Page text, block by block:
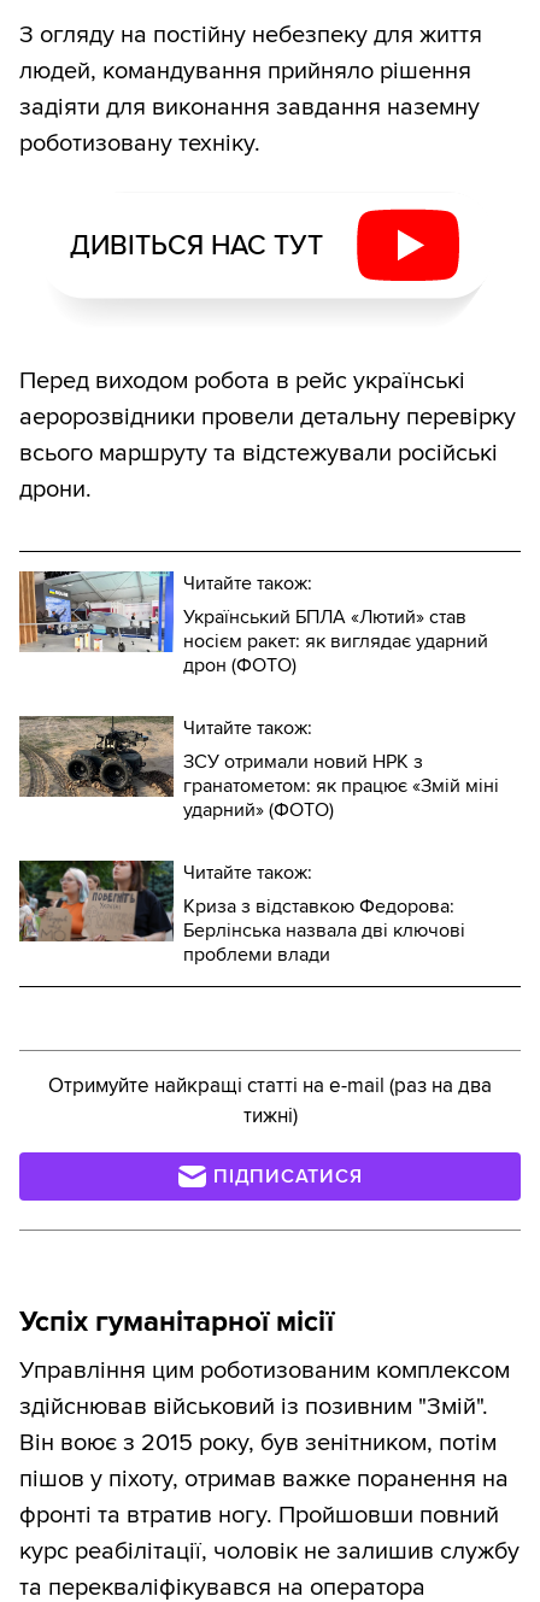
З огляду на постійну небезпеку для життя
людей, командування прийняло рішення
задіяти для виконання завдання наземну
роботизовану техніку.
ДИВІТЬСЯ НАС ТУТ
Перед виходом робота в рейс українські
аеророзвідники провели детальну перевірку
всього маршруту та відстежували російські
дрони.
Читайте також:
Український БПЛА «Лютий» став
носієм ракет: як виглядає ударний
дрон (ФОТО)
Читайте також:
ЗСУ отримали новий НРК з
гранатометом: як працює «Змій міні
ударний» (ФОТО)
Читайте також:
Криза з відставкою Федорова:
Берлінська назвала дві ключові
проблеми влади
Отримуйте найкращі статті на e-mail (раз на два
тижні)
ПІДПИСАТИСЯ
Успіх гуманітарної місії
Управління цим роботизованим комплексом
здійснював військовий із позивним "Змій".
Він воює з 2015 року, був зенітником, потім
пішов у піхоту, отримав важке поранення на
фронті та втратив ногу. Пройшовши повний
курс реабілітації, чоловік не залишив службу
та перекваліфікувався на оператора